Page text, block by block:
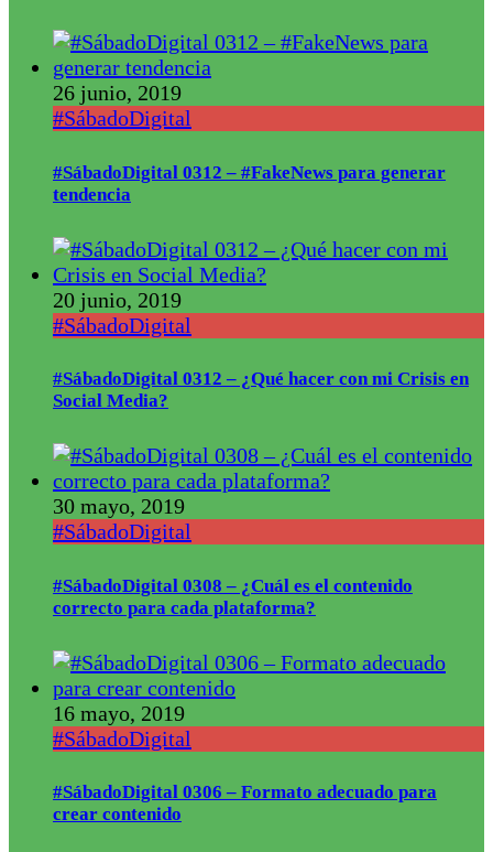
26 junio, 2019
#SábadoDigital
#SábadoDigital 0312 – #FakeNews para generar
tendencia
20 junio, 2019
#SábadoDigital
#SábadoDigital 0312 – ¿Qué hacer con mi Crisis en
Social Media?
30 mayo, 2019
#SábadoDigital
#SábadoDigital 0308 – ¿Cuál es el contenido
correcto para cada plataforma?
16 mayo, 2019
#SábadoDigital
#SábadoDigital 0306 – Formato adecuado para
crear contenido